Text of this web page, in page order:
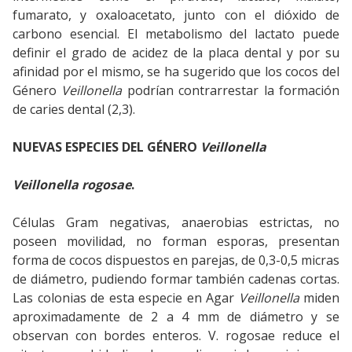
fumarato, y oxaloacetato, junto con el dióxido de
carbono esencial. El metabolismo del lactato puede
definir el grado de acidez de la placa dental y por su
afinidad por el mismo, se ha sugerido que los cocos del
Género Veillonellapodrían contrarrestar la formación
de caries dental (2,3).
NUEVAS ESPECIES DEL GÉNERO Veillonella
Veillonella rogosae.
Células Gram negativas, anaerobias estrictas, no
poseen movilidad, no forman esporas, presentan
forma de cocos dispuestos en parejas, de 0,3-0,5 micras
de diámetro, pudiendo formar también cadenas cortas.
Las colonias de esta especie en Agar Veillonellamiden
aproximadamente de 2 a 4 mm de diámetro y se
observan con bordes enteros. V. rogosae reduce el